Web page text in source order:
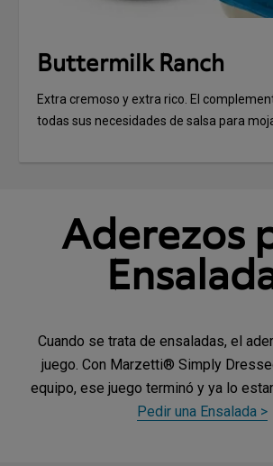
Buttermilk Ranch
Extra cremoso y extra rico. El
todas sus necesidades de salsa para
Aderezos
Cuando se trata de ensaladas, el
juego. Con Marzetti® Simply
equipo, ese juego terminó y ya lo
Pedir una Ensalada >